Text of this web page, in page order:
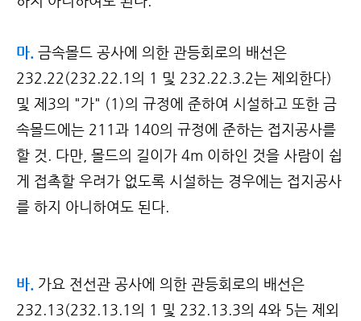
마. 금속몰드 공사에 의한 관등회로의 배선은
232.22(232.22.1의 1 및 232.22.3.2는 제외한다)
및 제3의 "가" (1)의 규정에 준하여 시설하고 또한 금
속몰드에는 211과 140의 규정에 준하는 접지공사를
할 것. 다만, 몰드의 길이가 4m 이하인 것을 사람이 쉽
게 접촉할 우려가 없도록 시설하는 경우에는 접지공사
를 하지 아니하여도 된다.
바. 가요 전선관 공사에 의한 관등회로의 배선은
232.13(232.13.1의 1 및 232.13.3의 4와 5는 제외